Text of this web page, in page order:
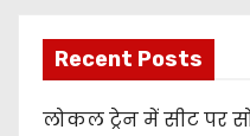
Recent Posts
लोकल ट्रेन में सीट पर